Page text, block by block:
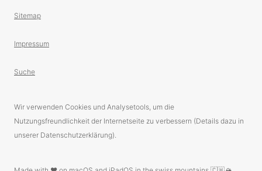
Sitemap
Impressum
Suche
Wir verwenden Cookies und Analysetools, um die
Nutzungsfreundlichkeit der Internetseite zu verbessern (Details dazu in
unserer Datenschutzerklärung).